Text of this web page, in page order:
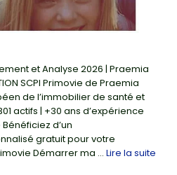
et Analyse 2026 | Praemia
SCPI Primovie de Praemia
de l’immobilier de santé et
actifs | +30 ans d’expérience
d’un
gratuit pour votre
Démarrer ma … Lire la suite